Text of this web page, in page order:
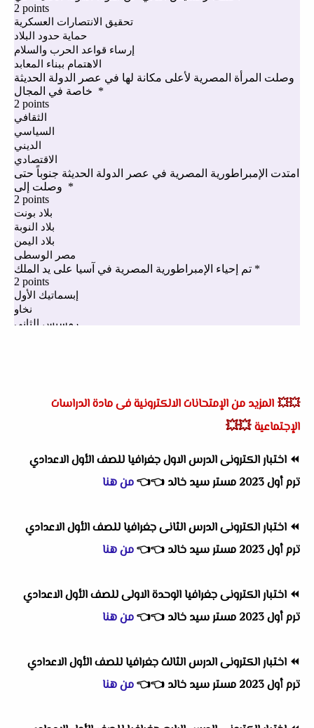
💥💥 المزيد من الإمتحانات الالكترونية فى مادة الدراسات
الإجتماعية 💥💥
⏪ اختبار الكترونى الدرس الاول جغرافيا للصف الأول الاعدادي
ترم أول 2023 مستر سيد خالد
👈
👈من هنا
⏪ اختبار الكترونى الدرس الثانى جغرافيا للصف الأول الاعدادي
ترم أول 2023 مستر سيد خالد
👈
👈من هنا
⏪ اختبار الكترونى جغرافيا الوحدة الاولى للصف الأول الاعدادي
ترم أول 2023 مستر سيد خالد
👈
👈من هنا
⏪ اختبار الكترونى الدرس الثالث جغرافيا للصف الأول الاعدادي
ترم أول 2023 مستر سيد خالد
👈
👈من هنا